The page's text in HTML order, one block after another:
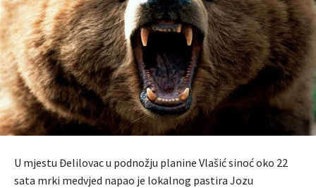
U mjestu Đelilovac u podnožju planine Vlašić sinoć oko 22
sata mrki medvjed napao je lokalnog pastira Jozu